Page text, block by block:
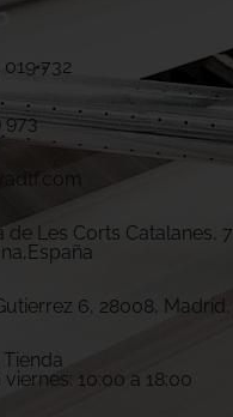
019 732
973
de Les Corts Catalanes,
6, 28008,
viernes: 10:00 a 18:00